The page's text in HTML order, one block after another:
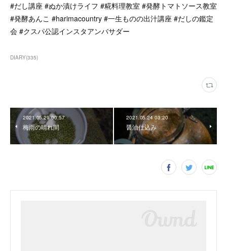
#だし講座 #ぬか漬けライフ #糀料理教室 #発酵トマトソース教室
#発酵あんこ #harimacountry #一生ものの出汁講座 #だしの鑑定
会 #クスパ公認インスタアンバサダー
DIARY(335)
2021.05.29 00:57
梅雨の晴れ間
2021.05.24 03:20
醤油仕込み